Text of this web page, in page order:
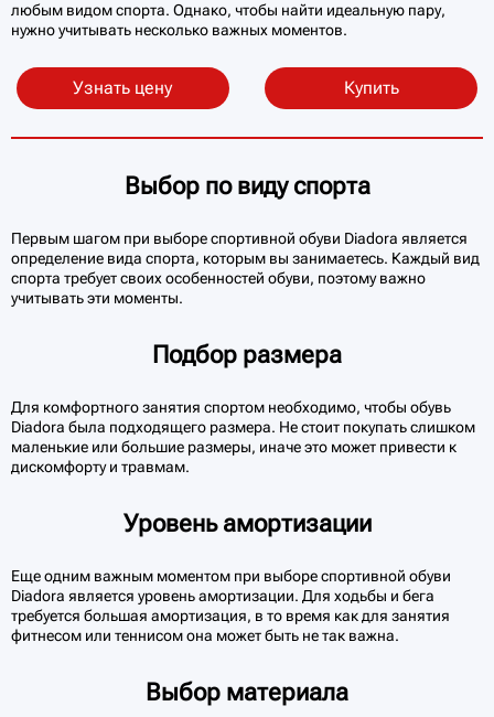
любым видом спорта. Однако, чтобы найти идеальную пару,
нужно учитывать несколько важных моментов.
Узнать цену Купить
Выбор по виду спорта
Первым шагом при выборе спортивной обуви Diadora является
определение вида спорта, которым вы занимаетесь. Каждый вид
спорта требует своих особенностей обуви, поэтому важно
учитывать эти моменты.
Подбор размера
Для комфортного занятия спортом необходимо, чтобы обувь
Diadora была подходящего размера. Не стоит покупать слишком
маленькие или большие размеры, иначе это может привести к
дискомфорту и травмам.
Уровень амортизации
Еще одним важным моментом при выборе спортивной обуви
Diadora является уровень амортизации. Для ходьбы и бега
требуется большая амортизация, в то время как для занятия
фитнесом или теннисом она может быть не так важна.
Выбор материала